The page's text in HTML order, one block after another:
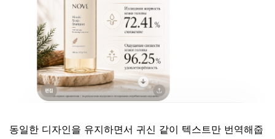
동일한 디자인을 유지하면서 귀신 같이 텍스트만 번역해줍